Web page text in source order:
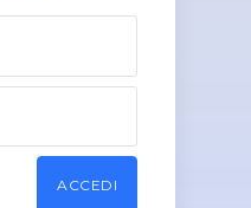
ACCEDI